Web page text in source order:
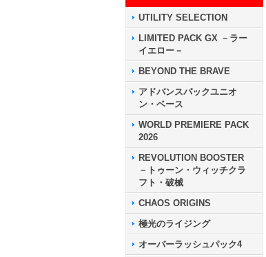
UTILITY SELECTION
LIMITED PACK GX －ラー
イエロー－
BEYOND THE BRAVE
アドバンスパックユニオ
ン・ベース
WORLD PREMIERE PACK
2026
REVOLUTION BOOSTER
－トゥーン・ウィッチクラ
フト・破械
CHAOS ORIGINS
極光のライジング
オーバーラッシュパック4